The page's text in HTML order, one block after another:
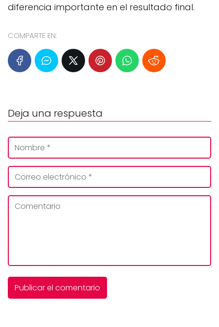
diferencia importante en el resultado final.
COMPARTE EN:
Deja una respuesta